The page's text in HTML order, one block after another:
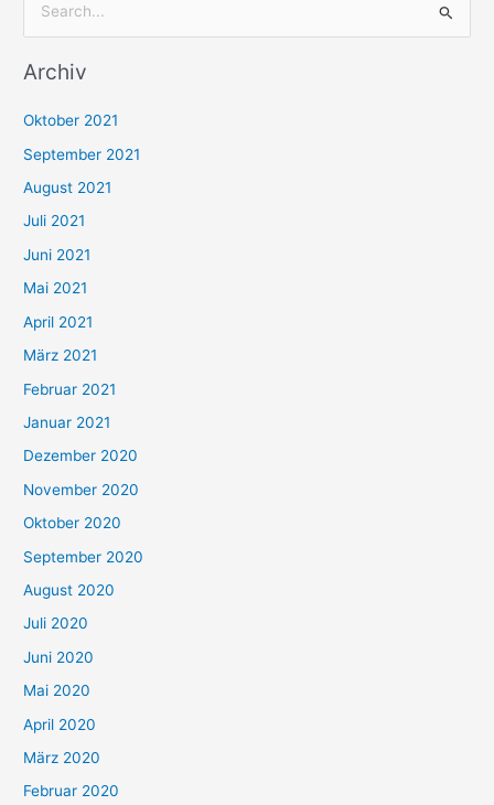
c
n
n
a
c
h
:
Archiv
Oktober 2021
September 2021
August 2021
Juli 2021
Juni 2021
Mai 2021
April 2021
März 2021
Februar 2021
Januar 2021
Dezember 2020
November 2020
Oktober 2020
September 2020
August 2020
Juli 2020
Juni 2020
Mai 2020
April 2020
März 2020
Februar 2020